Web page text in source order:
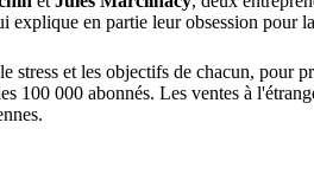
en partie leur obsession pour
et les objectifs de chacun, pour
100 000 abonnés. Les ventes à